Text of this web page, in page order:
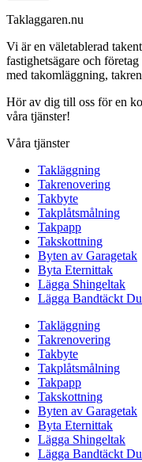
Taklaggaren.nu
Vi är en väletablerad
fastighetsägare och
med takomläggning,
Hör av dig till oss för en
våra tjänster!
Våra tjänster
Takläggning
Takrenovering
Takbyte
Takplåtsmålning
Takpapp
Takskottning
Byten av Garagetak
Byta Eternittak
Lägga Shingeltak
Lägga Bandtäckt
Takläggning
Takrenovering
Takbyte
Takplåtsmålning
Takpapp
Takskottning
Byten av Garagetak
Byta Eternittak
Lägga Shingeltak
Lägga Bandtäckt